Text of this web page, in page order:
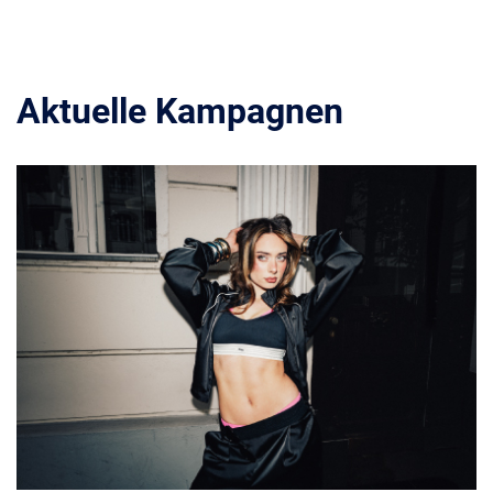
Aktuelle Kampagnen